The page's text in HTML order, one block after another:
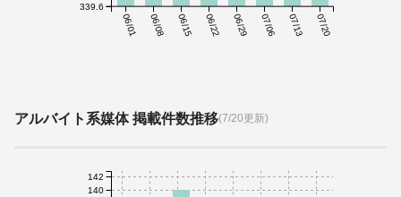
06/01 06/08 06/15 06/22 06/29 07/06 07/13 07/20
339.6
アルバイト系媒体 掲載件数推移(7/20更新)
140
142